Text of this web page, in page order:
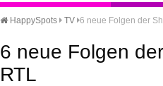
HappySpots TV 6 neue Folgen der
6 neue Folgen
RTL